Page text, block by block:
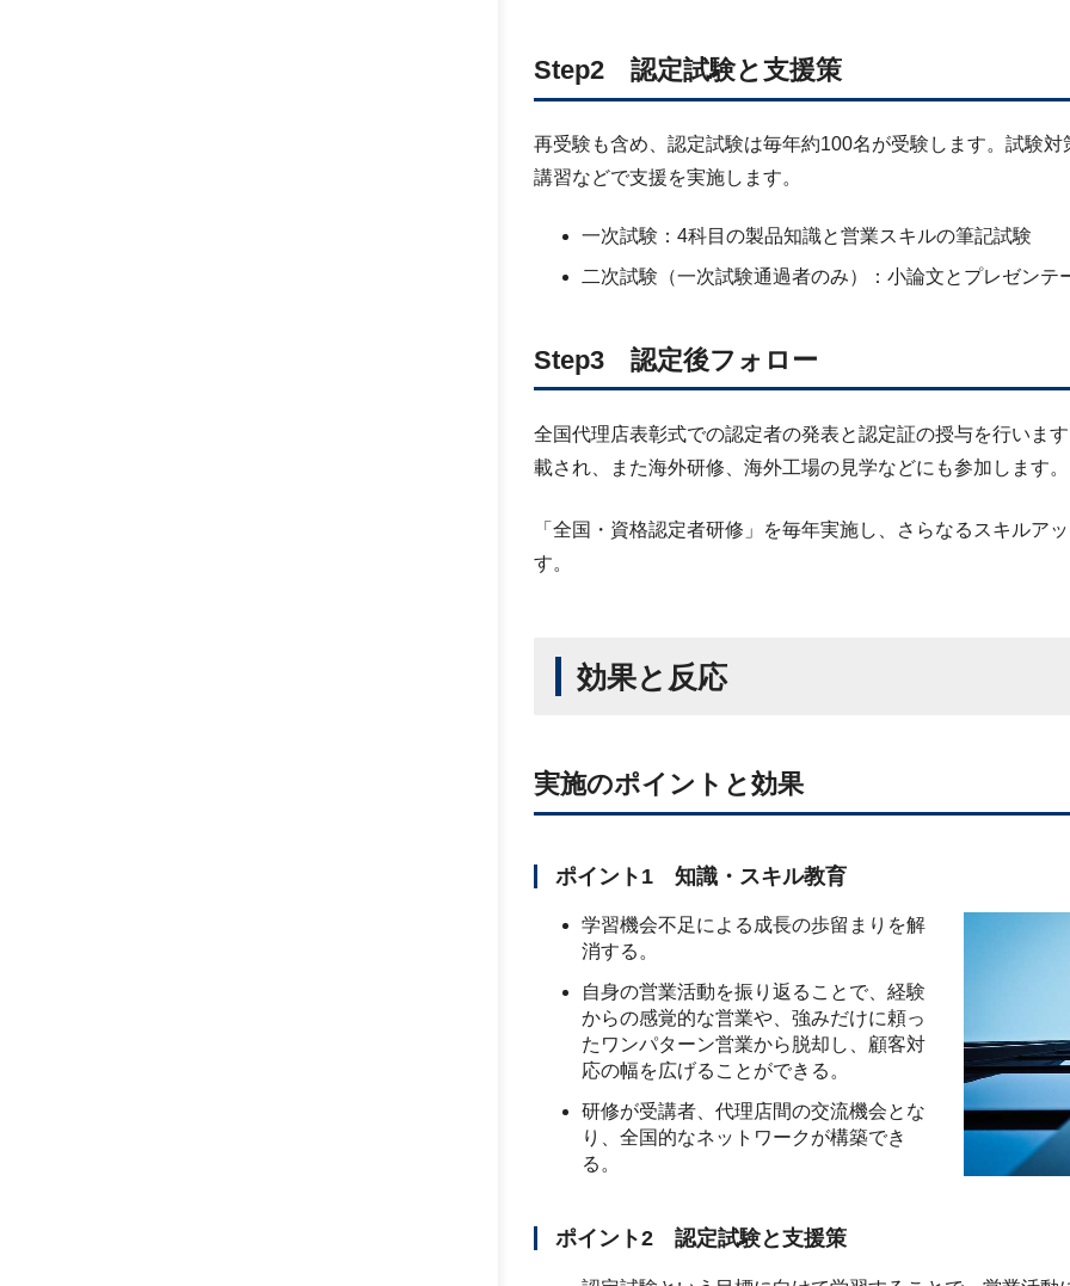
Step2 認定試験と支援策
再受験も含め、認定試験は毎年約100名が受験します。試験
講習などで支援を実施します。
一次試験：4科目の製品知識と営業スキルの筆記試験
二次試験（一次試験通過者のみ）：小論文とプレゼンテ
Step3 認定後フォロー
全国代理店表彰式での認定者の発表と認定証の授与を行いま
載され、また海外研修、海外工場の見学などにも参加します。
「全国・資格認定者研修」を毎年実施し、さらなるスキルア
す。
効果と反応
実施のポイントと効果
ポイント1 知識・スキル教育
学習機会不足による成長の歩留まりを解
消する。
自身の営業活動を振り返ることで、経験
からの感覚的な営業や、強みだけに頼っ
たワンパターン営業から脱却し、顧客対
応の幅を広げることができる。
研修が受講者、代理店間の交流機会とな
り、全国的なネットワークが構築でき
る。
ポイント2 認定試験と支援策